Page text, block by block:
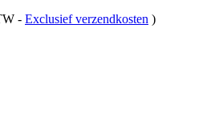
- Exclusief verzendkosten )